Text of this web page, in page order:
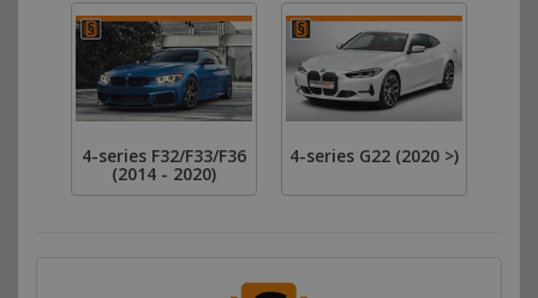
4-series F32/F33/F36
(2014 - 2020)
4-series G22 (2020 >)